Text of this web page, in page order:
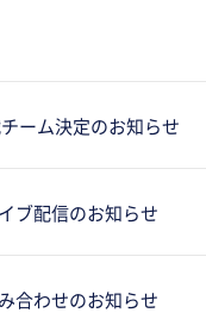
ーム決定のお知らせ
ブ配信のお知らせ
合わせのお知らせ